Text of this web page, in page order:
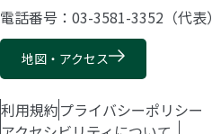
電話番号：03-3581-3352（代表）
地図・アクセス
利用規約プライバシーポリシー